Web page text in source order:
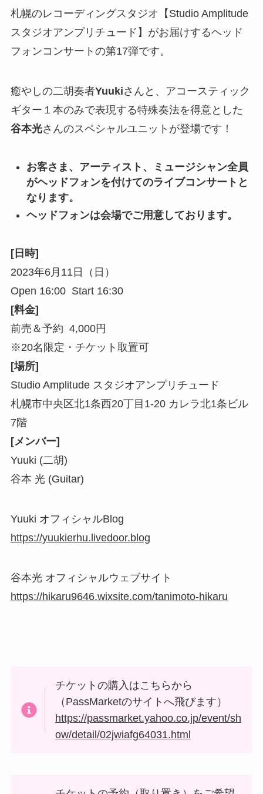
札幌のレコーディングスタジオ【Studio Amplitude
スタジオアンプリチュード】がお届けするヘッド
フォンコンサートの第17弾です。
癒やしの二胡奏者Yuukiさんと、アコースティック
ギター１本のみで表現する特殊奏法を得意とした
谷本光さんのスペシャルユニットが登場です！
お客さま、アーティスト、ミュージシャン全員
がヘッドフォンを付けてのライブコンサートと
なります。
ヘッドフォンは会場でご用意しております。
[日時]
2023年6月11日（日）
Open 16:00 Start 16:30
[料金]
前売＆予約 4,000円
※20名限定・チケット取置可
[場所]
Studio Amplitude スタジオアンプリチュード
札幌市中央区北1条西20丁目1-20 カレラ北1条ビル
7階
[メンバー]
Yuuki (二胡)
谷本 光 (Guitar)
Yuuki オフィシャルBlog
https://yuukierhu.livedoor.blog
谷本光 オフィシャルウェブサイト
https://hikaru9646.wixsite.com/tanimoto-hikaru
チケットの購入はこちらから
（PassMarketのサイトへ飛びます）
https://passmarket.yahoo.co.jp/event/sh
ow/detail/02jwiafg64031.html